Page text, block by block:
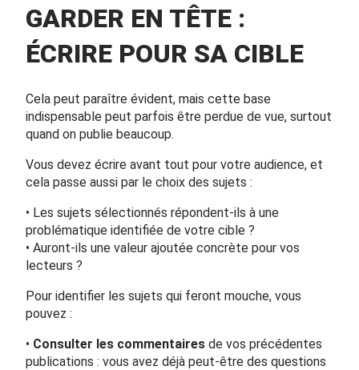
GARDER EN TÊTE :
ÉCRIRE POUR SA CIBLE
Cela peut paraître évident, mais cette base
indispensable peut parfois être perdue de vue, surtout
quand on publie beaucoup.
Vous devez écrire avant tout pour votre audience, et
cela passe aussi par le choix des sujets :
• Les sujets sélectionnés répondent-ils à une
problématique identifiée de votre cible ?
• Auront-ils une valeur ajoutée concrète pour vos
lecteurs ?
Pour identifier les sujets qui feront mouche, vous
pouvez :
• Consulter les commentaires de vos précédentes
publications : vous avez déjà peut-être des questions